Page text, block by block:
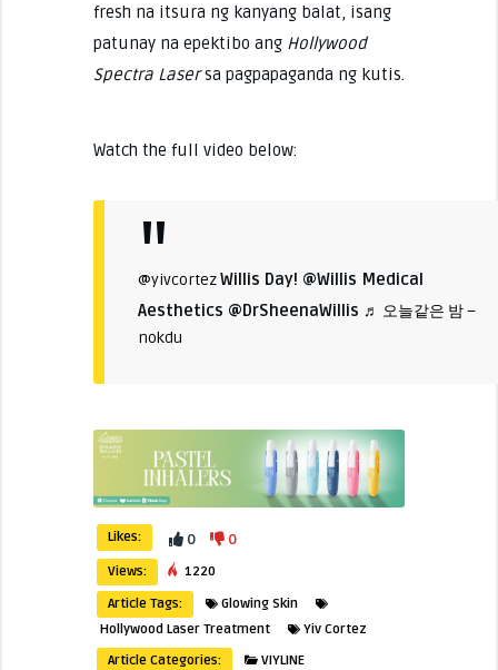
fresh na itsura ng kanyang balat, isang
patunay na epektibo ang Hollywood
Spectra Lasersa pagpapaganda ng kutis.
Watch the full video below:
@yivcortezWillis Day! @Willis Medical
Aesthetics @DrSheenaWillis ♬ 오늘같은 밤 –
nokdu
Likes: 0 0
Views:
1220
Article Tags:
Glowing Skin
Hollywood Laser Treatment
Yiv Cortez
Article Categories:
VIYLINE